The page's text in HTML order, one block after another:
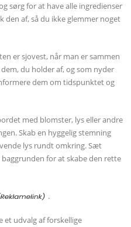
sørg for at have alle ingredienser
den af, så du ikke glemmer noget
er sjovest, når man er sammen
du holder af, og som nyder
dem om tidspunktet og
med blomster, lys eller andre
Skab en hyggelig stemning
lys rundt omkring. Sæt
for at skabe den rette
.
et udvalg af forskellige